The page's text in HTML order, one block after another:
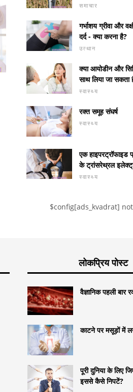
घुटने के संयुक्त पंचर: संकेत और
पाठ्यक्रम
समाचार
गर्भाशय ग्रीवा और
दर्द - क्या करना है?
उत्थान
क्या आयोडीन और
साथ लिया जा सकता
स्वास्थ्य
रक्त समूह संघर्ष
स्वास्थ्य
एक हाइपरट्रॉफाइड
के ट्रांसरेथ्रल
स्वास्थ्य
$config[ads_kvadrat]
लोकप्रिय पोस्ट
वैज्ञानिक पहली बार
काटने पर मसूड़ों में
पूरी दुनिया के लिए
इससे कैसे निपटें?